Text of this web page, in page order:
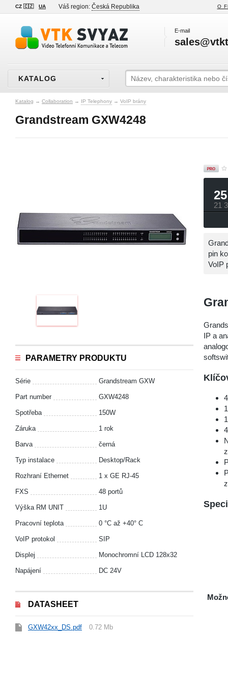
CZ 🇨🇿 UA Váš region: Česká Republika O
E-mail
KATALOG
Katalog → Collaboration → IP Telephony → VoIP brány
Grandstream GXW4248
PARAMETRY PRODUKTU
Série Grandstream GXW
Part number GXW4248
Spotřeba 150W
Záruka 1 rok
Barva černá
Typ instalace Desktop/Rack
Rozhraní Ethernet 1 x GE RJ-45
FXS 48 portů
Výška RM UNIT 1U
Pracovní teplota 0 °C až +40° C
VoIP protokol SIP
Displej Monochromní LCD 128х32
Napájení DC 24V
DATASHEET
GXW42xx_DS.pdf 0.72 Mb
21
pin
VoIP
IP a